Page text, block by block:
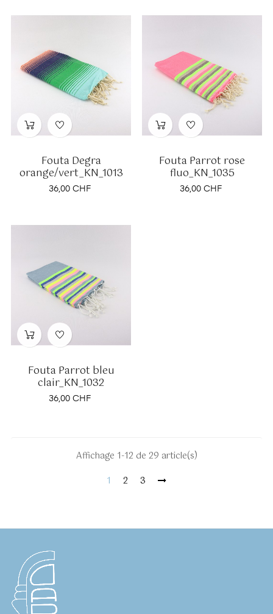
Fouta Degra
orange/vert_KN_1013
Prix
36,00 CHF
Fouta Parrot rose
fluo_KN_1035
Prix
36,00 CHF
Fouta Parrot bleu
clair_KN_1032
Prix
36,00 CHF
Affichage 1-12 de 29 article(s)
1
2 3